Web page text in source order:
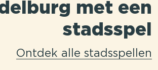
met een
stadsspel
Ontdek alle stadsspellen